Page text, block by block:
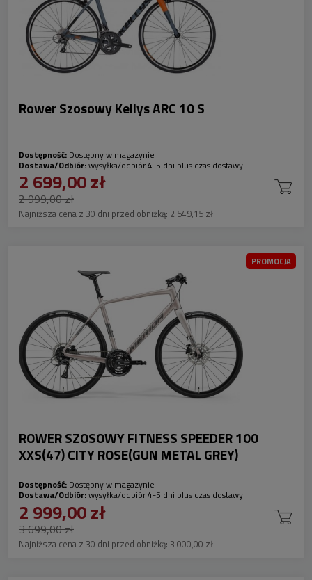
Rower Szosowy Kellys ARC 10 S
Dostępność: Dostępny w magazynie
Dostawa/Odbiór:wysyłka/odbiór 4-5 dni plus czas dostawy
2 699,00 zł
2 999,00 zł
Najniższa cena z 30 dni przed obniżką: 2 549,15 zł
ROWER SZOSOWY FITNESS SPEEDER 100
XXS(47) CITY ROSE(GUN METAL GREY)
Dostępność: Dostępny w magazynie
Dostawa/Odbiór:wysyłka/odbiór 4-5 dni plus czas dostawy
2 999,00 zł
3 699,00 zł
Najniższa cena z 30 dni przed obniżką: 3 000,00 zł
PROMOCJA